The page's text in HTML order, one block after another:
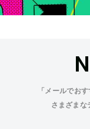
「メールでお
さまざまな